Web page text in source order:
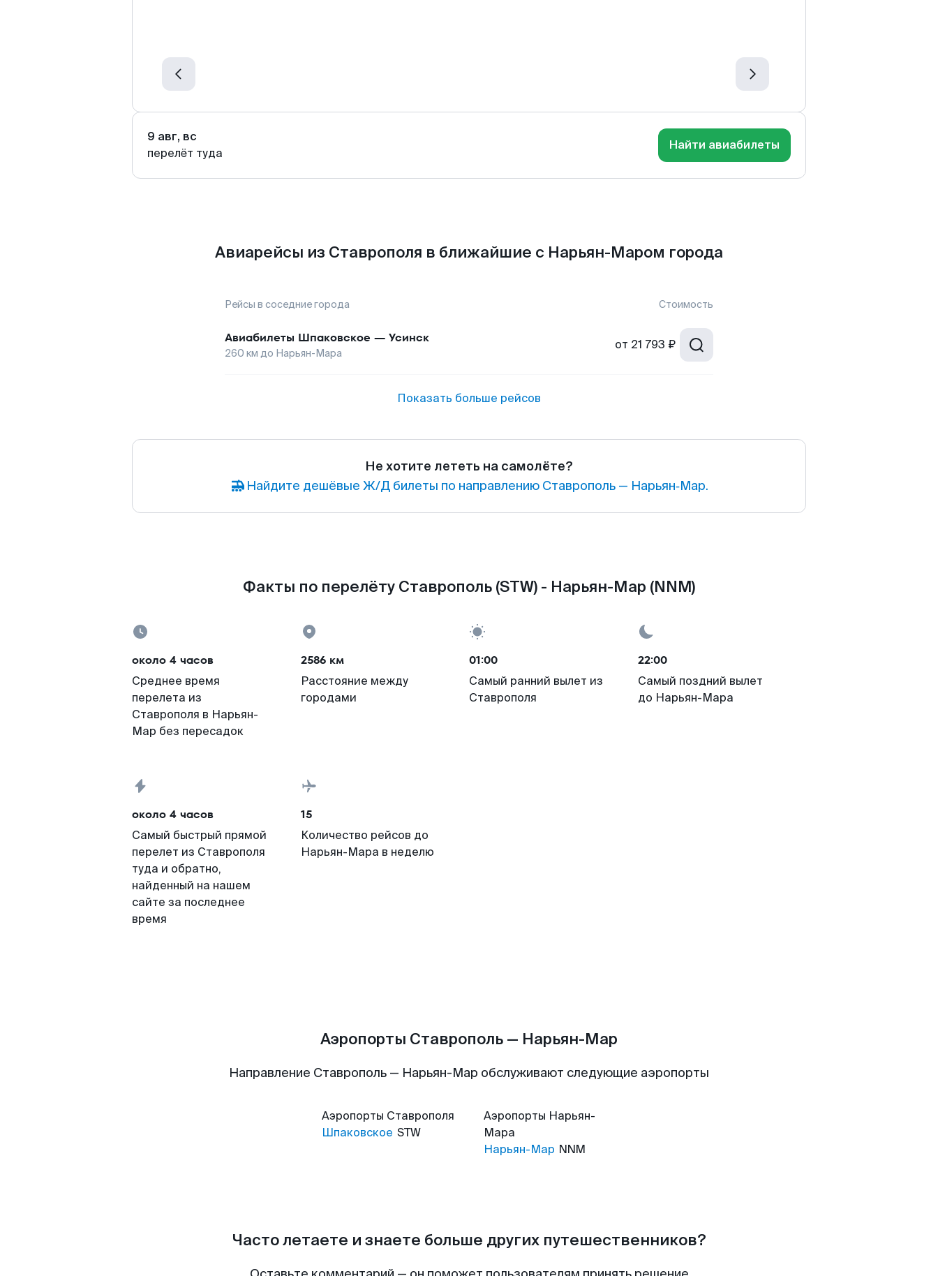
9 авг, вс
перелёт туда
Найти авиабилеты
Авиарейсы из Ставрополя в ближайшие с Нарьян-Маром города
Рейсы в соседние города Стоимость
Авиабилеты Шпаковское — Усинск
260 км до Нарьян-Мара
от 21 793 ₽
Показать больше рейсов
Не хотите лететь на самолёте?
Найдите дешёвые Ж/Д билеты по направлению Ставрополь — Нарьян‑Мар.
Факты по перелёту Ставрополь (STW) - Нарьян-Мар (NNM)
около 4 часов
Среднее время
перелета из
Ставрополя в Нарьян-
Мар без пересадок
2586 км
Расстояние между
городами
01:00
Самый ранний вылет из
Ставрополя
22:00
Самый поздний вылет
до Нарьян-Мара
около 4 часов
Самый быстрый прямой
перелет из Ставрополя
туда и обратно,
найденный на нашем
сайте за последнее
время
15
Количество рейсов до
Нарьян-Мара в неделю
Аэропорты Ставрополь — Нарьян-Мар
Направление Ставрополь — Нарьян-Мар обслуживают следующие аэропорты
Аэропорты Ставрополя
Шпаковское STW
Аэропорты Нарьян-
Мара
Нарьян-Мар NNM
Часто летаете и знаете больше других путешественников?